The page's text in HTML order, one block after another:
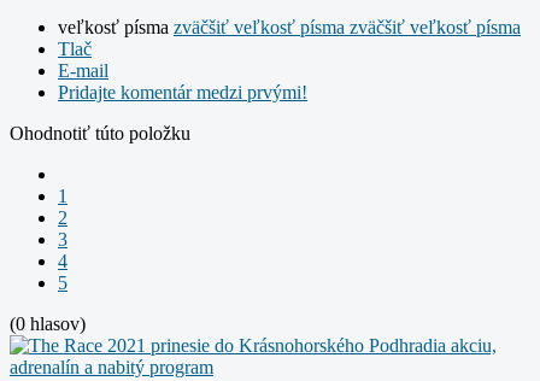
veľkosť písma zväčšiť veľkosť písma zväčšiť veľkosť písma
Tlač
E-mail
Pridajte komentár medzi prvými!
Ohodnotiť túto položku
1
2
3
4
5
(0 hlasov)